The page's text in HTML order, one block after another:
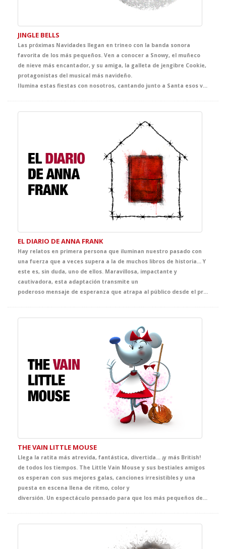
JINGLE BELLS
Las próximas Navidades llegan en trineo con la banda sonora
favorita de los más pequeños. Ven a conocer a Snowy, el muñeco
de nieve más encantador, y su amiga, la galleta de jengibre Cookie,
protagonistas del musical más navideño.
EL DIARIO DE ANNA FRANK
Hay relatos en primera persona que iluminan nuestro pasado con
una fuerza que a veces supera a la de muchos libros de historia… Y
este es, sin duda, uno de ellos. Maravillosa, impactante y
cautivadora, esta adaptación transmite un
poderoso mensaje de esperanza que atrapa al público desde el primer instante. Llena de ternura, emoción y sensibilidad, ofrece al alumnado una oportunidad única para adentrarse en la mirada de Anna, una joven vital, inteligente y curiosa, y acercarse, desde la experiencia teatral, a uno de los episodios más sobrecogedores de la historia contemporánea.
THE VAIN LITTLE MOUSE
Llega la ratita más atrevida, fantástica, divertida… ¡y más British!
de todos los tiempos. The Little Vain Mouse y sus bestiales amigos
os esperan con sus mejores galas, canciones irresistibles y una
puesta en escena llena de ritmo, color y
diversión. Un espectáculo pensado para que los más pequeños del cole se inicien, de la forma más mágica, en el maravilloso mundo del teatro.